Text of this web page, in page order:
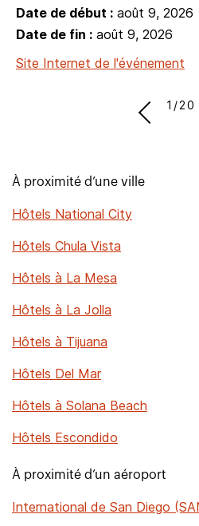
Date de début : août 9, 2026
Date de fin : août 9, 2026
Site Internet de l'événement
1/20
À proximité d’une ville
Hôtels National City
Hôtels Chula Vista
Hôtels à La Mesa
Hôtels à La Jolla
Hôtels à Tijuana
Hôtels Del Mar
Hôtels à Solana Beach
Hôtels Escondido
À proximité d’un aéroport
International de San Diego